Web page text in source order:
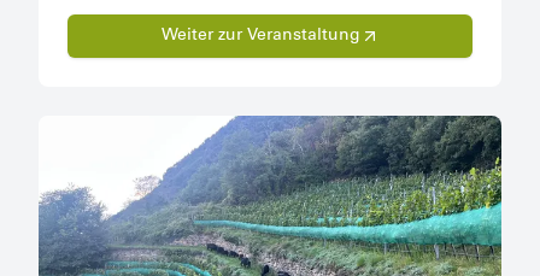
Weiter zur Veranstaltung